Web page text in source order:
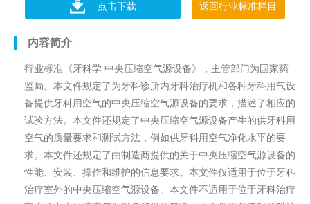
点击下载 返回行业标准栏目
内容简介
行业标准《牙科学 中央压缩空气源设备》，主管部门为国家药
监局。本文件规定了为牙科诊所内牙科治疗机和各种牙科用气设
备提供牙科用空气的中央压缩空气源设备的要求，描述了相应的
试验方法。本文件还规定了中央压缩空气源设备产生的供牙科用
空气的质量要求和测试方法，例如供牙科用空气净化水平的要
求。本文件还规定了由制造商提供的关于中央压缩空气源设备的
性能、安装、操作和维护的信息要求。本文件仅适用于位于牙科
治疗室外的中央压缩空气源设备。本文件不适用于位于牙科治疗